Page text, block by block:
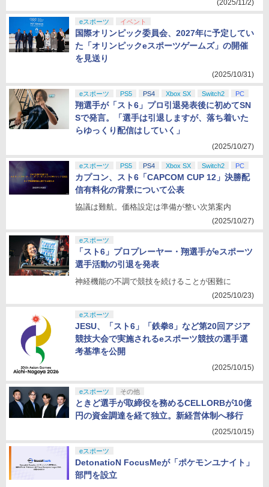
(2025/11/2)
eスポーツ イベント
国際オリンピック委員会、2027年に予定してい
た「オリンピックeスポーツゲームズ」の開催
を見送り
(2025/10/31)
eスポーツ PS5 PS4 Xbox SX Switch2 PC
翔選手が「スト6」プロ引退発表後に初めてSN
Sで発言。「選手は引退しますが、落ち着いた
らゆっくり配信はしていく」
(2025/10/27)
eスポーツ PS5 PS4 Xbox SX Switch2 PC
カプコン、スト6「CAPCOM CUP 12」決勝配
信有料化の背景について公表
協議は難航。価格設定は準備が整い次第案内
(2025/10/27)
eスポーツ
「スト6」プロプレーヤー・翔選手がeスポーツ
選手活動の引退を発表
神経機能の不調で競技を続けることが困難に
(2025/10/23)
eスポーツ
JESU、「スト6」「鉄拳8」など第20回アジア
競技大会で実施されるeスポーツ競技の選手選
考基準を公開
(2025/10/15)
eスポーツ その他
ときど選手が取締役を務めるCELLORBが10億
円の資金調達を経て独立。新経営体制へ移行
(2025/10/15)
eスポーツ
DetonatioN FocusMeが「ポケモンユナイト」
部門を設立